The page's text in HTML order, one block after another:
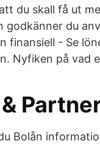
du skall få ut
godkänner du
finansiell - Se
Nyfiken på vad
Bolån